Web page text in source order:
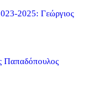
2025: Γεώργιος
Παπαδόπουλος